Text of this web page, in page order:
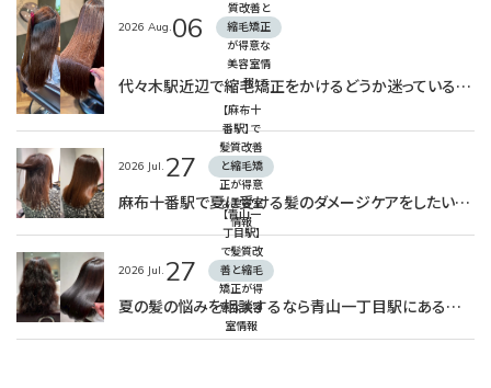
2026 Aug.06
質改善と
縮毛矯正
が得意な
美容室情
報
代々木駅近辺で縮毛矯正をかけるどうか迷っている方へぜひ読んでほしい！
2026 Jul. 27
【麻布十
番駅】で
髪質改善
と縮毛矯
正が得意
な美容室
情報
麻布十番駅で夏に受ける髪のダメージケアをしたい方必見！
2026 Jul. 27
【青山一
丁目駅】
で髪質改
善と縮毛
矯正が得
意な美容
室情報
夏の髪の悩みを相談するなら青山一丁目駅にある美容室へ（AInoa RUANA）